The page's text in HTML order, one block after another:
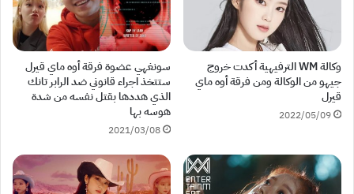
وكالة WM الترفيهية أكدت خروج
جيهو من الوكالة ومن فرقة أوه ماي
قيرل
2022/05/09
سونغهي عضوة فرقة أوه ماي قيرل
ستتخذ اجراء قانوني ضد الرابر تانك
الذي هددها بقتل نفسه من شدة
هوسه بها
2021/03/08